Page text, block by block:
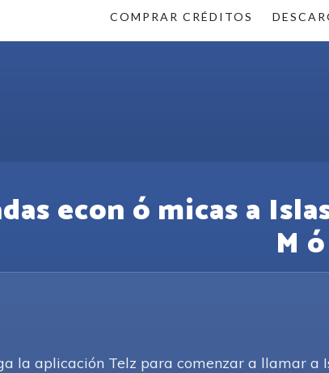
COMPRAR CRÉDITOS
econ ó micas a
M
la aplicación Telz para comenzar a llamar a